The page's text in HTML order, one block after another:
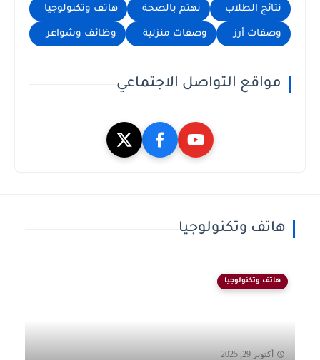
نتائج الطلاب نهتم بالصحة هاتف وتكنولوجيا
وصفات أرز وصفات منزلية وظائف وشواغر
مواقع التواصل الاجتماعي
هاتف وتكنولوجيا
هاتف وتكنولوجيا
أكتوبر 29, 2025